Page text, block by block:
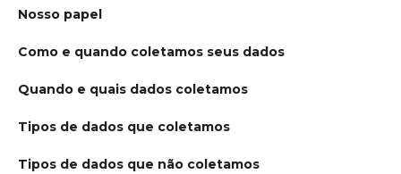
Nosso papel
Como e quando coletamos seus dados
Quando e quais dados coletamos
Tipos de dados que coletamos
Tipos de dados que não coletamos